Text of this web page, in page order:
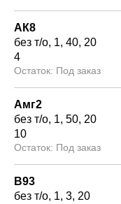
АК8
без т/о 1 40 20
4
Под заказ
Амг2
без т/о 1 50 20
10
Под заказ
В93
без т/о 1 3 20